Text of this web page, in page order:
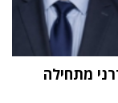
מתחילה